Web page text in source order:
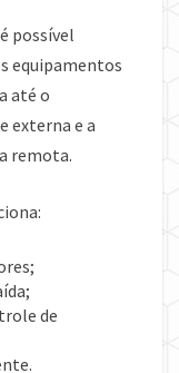
possível
equipamentos
até o
externa e a
remota.
de